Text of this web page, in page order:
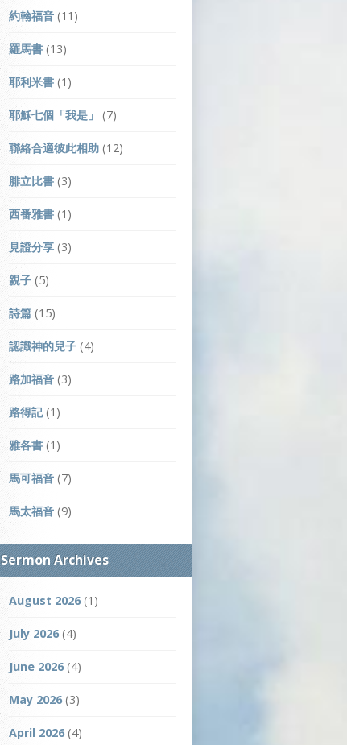
約翰福音 (11)
羅馬書 (13)
耶利米書 (1)
耶穌七個「我是」 (7)
聯絡合適彼此相助 (12)
腓立比書 (3)
西番雅書 (1)
見證分享 (3)
親子 (5)
詩篇 (15)
認識神的兒子 (4)
路加福音 (3)
路得記(1)
雅各書 (1)
馬可福音 (7)
馬太福音 (9)
Sermon Archives
August 2026(1)
July 2026(4)
June 2026(4)
May 2026(3)
April 2026(4)